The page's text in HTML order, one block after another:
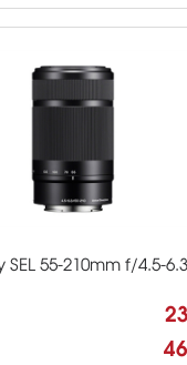
55-210mm f/4.5-